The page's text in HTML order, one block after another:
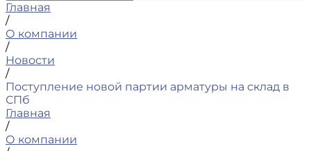
Главная
/
О компании
/
Новости
/
Поступление новой партии арматуры на склад в
СПб
Главная
/
О компании